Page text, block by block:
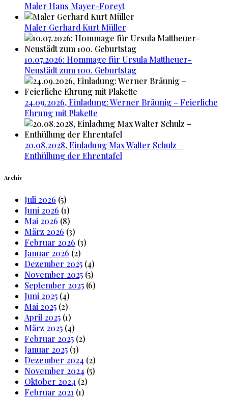
Maler Hans Mayer-Foreyt
Maler Gerhard Kurt Müller
10.07.2026: Hommage für Ursula Mattheuer-
Neustädt zum 100. Geburtstag
24.09.2026, Einladung: Werner Bräunig – Feierliche
Ehrung mit Plakette
20.08.2028, Einladung Max Walter Schulz –
Enthüllung der Ehrentafel
Archiv
Juli 2026 (5)
Juni 2026 (1)
Mai 2026 (8)
März 2026 (3)
Februar 2026 (3)
Januar 2026 (2)
Dezember 2025 (4)
November 2025 (5)
September 2025 (6)
Juni 2025 (4)
Mai 2025 (2)
April 2025 (1)
März 2025 (4)
Februar 2025 (2)
Januar 2025 (3)
Dezember 2024 (2)
November 2024 (5)
Oktober 2024 (2)
Februar 2021 (1)